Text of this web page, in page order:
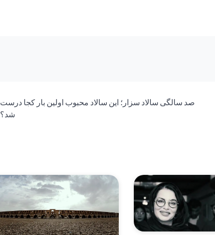
صد سالگی سالاد سزار؛ این سالاد محبوب اولین بار کجا درست
شد؟